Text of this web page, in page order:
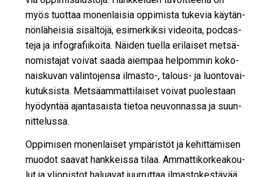
myös tuot­taa mo­nen­lai­sia op­pi­mis­ta tu­ke­via käy­tän­
nön­lä­hei­siä si­säl­tö­jä, esi­mer­kik­si vi­de­oi­ta, pod­cas­
te­ja ja in­fog­ra­fii­koi­ta. Näi­den tu­el­la eri­lai­set met­sä­
no­mis­ta­jat voi­vat saa­da ai­em­paa hel­pom­min ko­ko­
nais­ku­van va­lin­to­jen­sa il­mas­to-, ta­lous- ja luon­to­vai­
ku­tuk­sis­ta. Met­sä­am­mat­ti­lai­set voi­vat puo­les­taan
hyö­dyn­tää ajan­ta­sais­ta tie­toa neu­von­nas­sa ja suun­
nit­te­lus­sa.
Op­pi­mi­sen mo­nen­lai­set ym­pä­ris­töt ja ke­hit­tä­mi­sen
muo­dot saa­vat hank­keis­sa ti­laa. Am­mat­ti­kor­ke­a­kou­